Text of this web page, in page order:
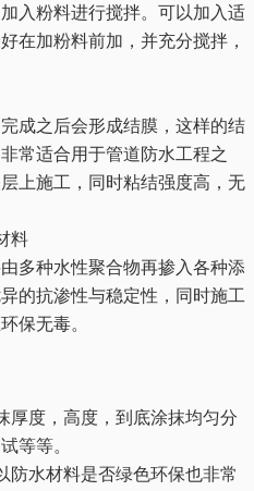
入粉料进行搅拌。可以加入适
在加粉料前加，并充分搅拌，
之后会形成结膜，这样的结
常适合用于管道防水工程之
上施工，同时粘结强度高，无
料
种水性聚合物再掺入各种添
的抗渗性与稳定性，同时施工
保无毒。
度，高度，到底涂抹均匀分
等等。
水材料是否绿色环保也非常